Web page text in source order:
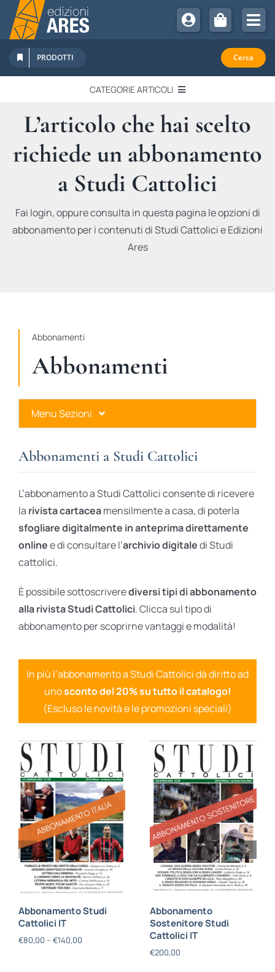
Salta
contenuto
Chi Siamo
Sostienici
Abbonamenti
Promozioni
Newsletter
PRODOTTI Cerca
CATEGORIE ARTICOLI
EDITORIALI
IN QUESTO NUMERO
RECENSIONI
L’articolo che hai scelto
richiede un abbonamento
a Studi Cattolici
Fai login, oppure consulta in questa pagina le opzioni di
abbonamento per i contenuti di Studi Cattolici e Edizioni
Ares
Abbonamenti
Abbonamenti
Menu Sezioni
Ares Gold
Ares Digital
Ares Gift Card
Abbonamenti a Studi Cattolici
L’abbonamento a Studi Cattolici consente di ricevere
la rivista cartaceamensilmente a casa, di poterla
sfogliare digitalmente in anteprima direttamente
onlinee di consultare l’archivio digitaledi Studi
cattolici.
È possibile sottoscriverediversi tipi di abbonamento
alla rivista Studi Cattolici. Clicca sul tipo di
abbonamento per scoprirne vantaggi e modalità!
In più l’abbonamento a Studi Cattolici dà diritto ad
unosconto del 20% su tutto il catalogo!
(Escluso le novità e le promozioni speciali)
Abbonamento Studi
Cattolici IT
€80,00 – €140,00
Abbonamento
Sostenitore Studi
Cattolici IT
€200,00